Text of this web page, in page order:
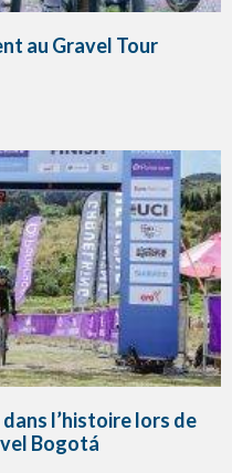
au Gravel Tour
l’histoire lors de
Bogotá